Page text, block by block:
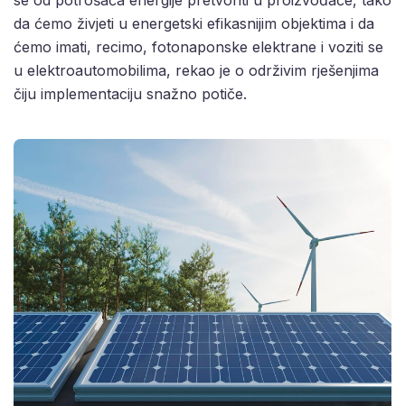
da ćemo živjeti u energetski efikasnijim objektima i da
ćemo imati, recimo, fotonaponske elektrane i voziti se
u elektroautomobilima, rekao je o održivim rješenjima
čiju implementaciju snažno potiče.